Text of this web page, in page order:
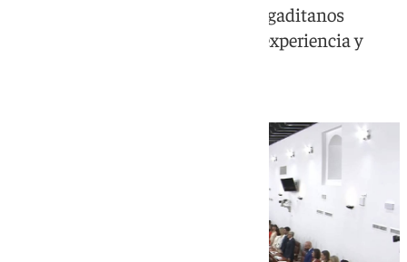
El grupo de los 15 parlamentarios gaditanos
destaca por una combinación de experiencia y